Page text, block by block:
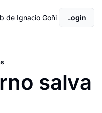
de Ignacio Goñi Login
salva